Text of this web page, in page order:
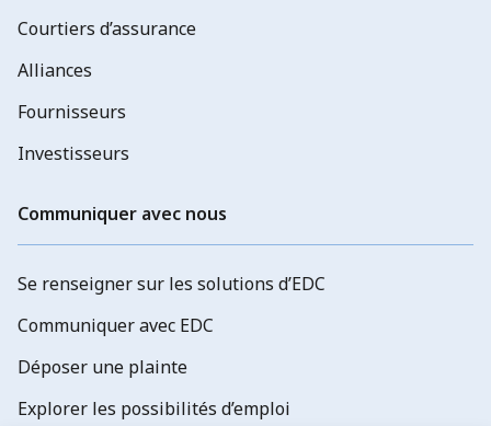
Courtiers d’assurance
Alliances
Fournisseurs
Investisseurs
Communiquer avec nous
Se renseigner sur les solutions d’EDC
Communiquer avec EDC
Déposer une plainte
Explorer les possibilités d’emploi